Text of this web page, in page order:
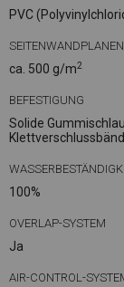
PVC
ca. 500 g/m2
BEFESTIGUNG
Solide
100%
OVERLAP-SYSTEM
Ja
AIR-CONTROL-